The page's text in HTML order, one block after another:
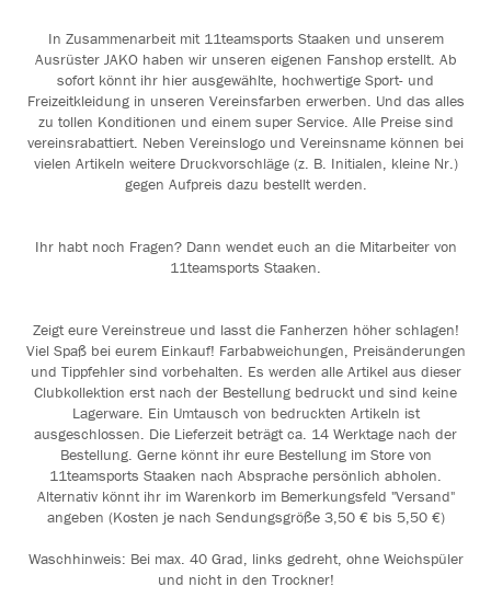
In Zusammenarbeit mit 11teamsports Staaken und unserem
Ausrüster JAKO haben wir unseren eigenen Fanshop erstellt. Ab
sofort könnt ihr hier ausgewählte, hochwertige Sport- und
Freizeitkleidung in unseren Vereinsfarben erwerben. Und das alles
zu tollen Konditionen und einem super Service. Alle Preise sind
vereinsrabattiert. Neben Vereinslogo und Vereinsname können bei
vielen Artikeln weitere Druckvorschläge (z. B. Initialen, kleine Nr.)
gegen Aufpreis dazu bestellt werden.
Ihr habt noch Fragen? Dann wendet euch an die Mitarbeiter von
11teamsports Staaken.
Zeigt eure Vereinstreue und lasst die Fanherzen höher schlagen!
Viel Spaß bei eurem Einkauf! Farbabweichungen, Preisänderungen
und Tippfehler sind vorbehalten. Es werden alle Artikel aus dieser
Clubkollektion erst nach der Bestellung bedruckt und sind keine
Lagerware. Ein Umtausch von bedruckten Artikeln ist
ausgeschlossen. Die Lieferzeit beträgt ca. 14 Werktage nach der
Bestellung. Gerne könnt ihr eure Bestellung im Store von
11teamsports Staaken nach Absprache persönlich abholen.
Alternativ könnt ihr im Warenkorb im Bemerkungsfeld "Versand"
angeben (Kosten je nach Sendungsgröße 3,50 € bis 5,50 €)
Waschhinweis: Bei max. 40 Grad, links gedreht, ohne Weichspüler
und nicht in den Trockner!